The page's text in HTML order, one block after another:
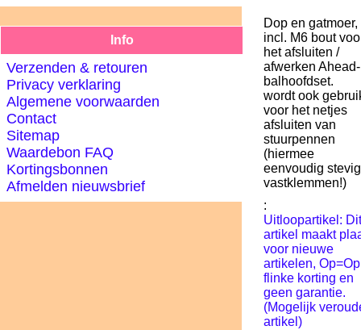
Info
Verzenden & retouren
Privacy verklaring
Algemene voorwaarden
Contact
Sitemap
Waardebon FAQ
Kortingsbonnen
Afmelden nieuwsbrief
Dop en gatmoer,
incl. M6 bout
het afsluiten /
afwerken Ahead-
balhoofdset.
wordt ook
voor het netjes
afsluiten van
stuurpennen
(hiermee
eenvoudig stevig
vastklemmen!)
:
Uitloopartikel:
artikel maakt
voor nieuwe
artikelen,
flinke korting en
geen garantie.
(Mogelijk
artikel)